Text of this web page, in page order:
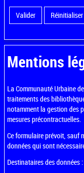
Valider Réinitialiser
Mentions
La Communauté Urbaine
traitements des
notamment la gestion des
mesures précontractuelles.
Ce formulaire prévoit, sauf
données qui sont
Destinataires des données :